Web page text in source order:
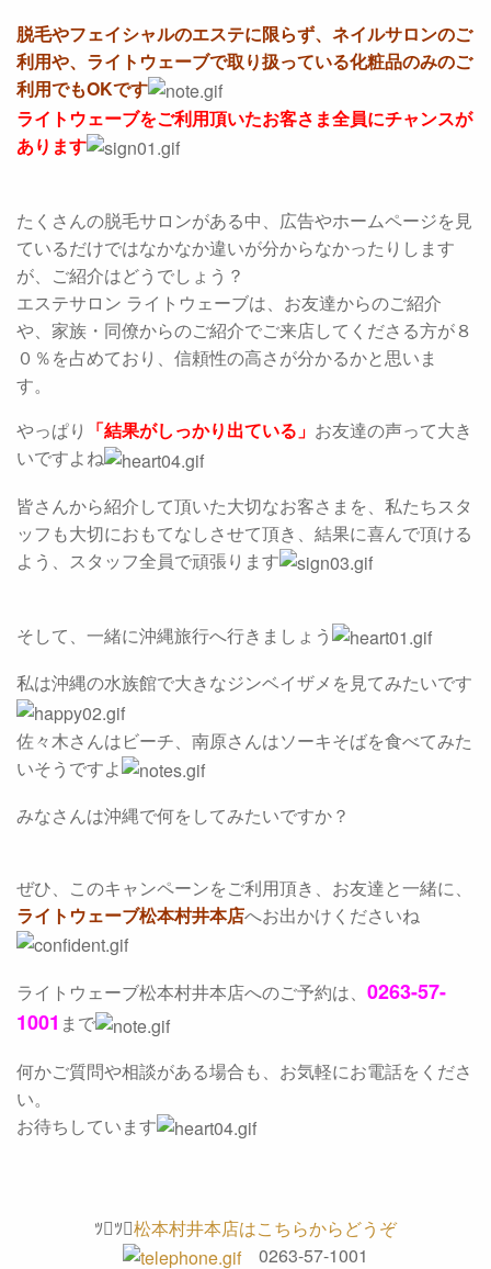
脱毛やフェイシャルのエステに限らず、ネイルサロンのご
利用や、ライトウェーブで取り扱っている化粧品のみのご
利用でもOKです
ライトウェーブをご利用頂いたお客さま全員にチャンスが
あります
たくさんの脱毛サロンがある中、広告やホームページを見
ているだけではなかなか違いが分からなかったりします
が、ご紹介はどうでしょう？
エステサロン ライトウェーブは、お友達からのご紹介
や、家族・同僚からのご紹介でご来店してくださる方が８
０％を占めており、信頼性の高さが分かるかと思いま
す。
やっぱり 「結果がしっかり出ている」 お友達の声って大き
いですよね
皆さんから紹介して頂いた大切なお客さまを、私たちスタ
ッフも大切におもてなしさせて頂き、結果に喜んで頂ける
よう、スタッフ全員で頑張ります
そして、一緒に沖縄旅行へ行きましょう
私は沖縄の水族館で大きなジンベイザメを見てみたいです
佐々木さんはビーチ、南原さんはソーキそばを食べてみた
いそうですよ
みなさんは沖縄で何をしてみたいですか？
ぜひ、このキャンペーンをご利用頂き、お友達と一緒に、
ライトウェーブ松本村井本店へお出かけくださいね
ライトウェーブ松本村井本店へのご予約は、 0263-57-
1001 まで
何かご質問や相談がある場合も、お気軽にお電話をくださ
い。
お待ちしています
ﾂﾂ松本村井本店はこちらからどうぞ
0263-57-1001